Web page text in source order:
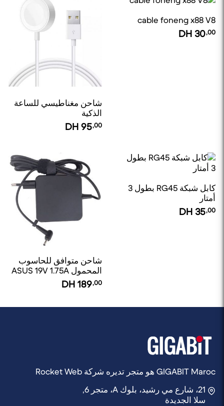
cable foneng x88 V8
30,00
شاحن مغناطيسي للساعة
الذكية
95,00
كابل شبكة RG45 بطول 3
أمتار
35,00
شاحن متوافق للحاسوب
المحمول ASUS 19V 1.75A
189,00
GIGABIT Maroc هو متجر تديره شركة Rocket Web
21، شارع مي رشيد، بلوك A، متجر 6,
سلا الجديدة